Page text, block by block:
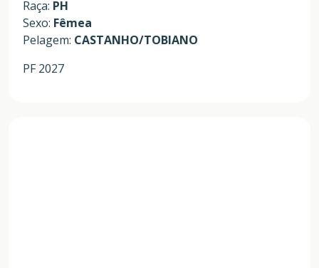
Raça: PH
Sexo: Fêmea
Pelagem: CASTANHO/TOBIANO
PF 2027